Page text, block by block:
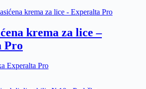
krema za lice –
Pro
Experalta Pro